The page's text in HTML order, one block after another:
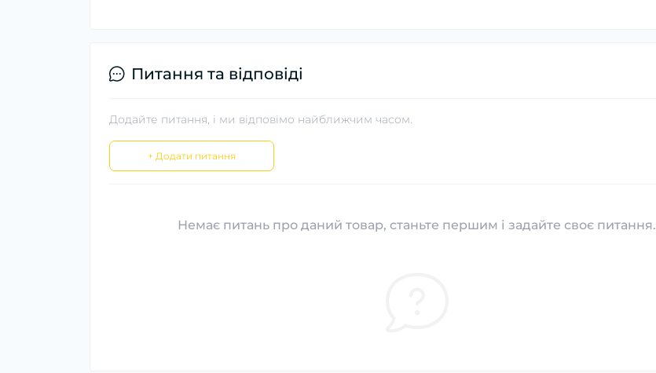
Питання та відповіді
Додайте питання, і ми відповімо найближчим часом.
+ Додати питання
Немає питань про даний товар, станьте першим і задайте своє питання.